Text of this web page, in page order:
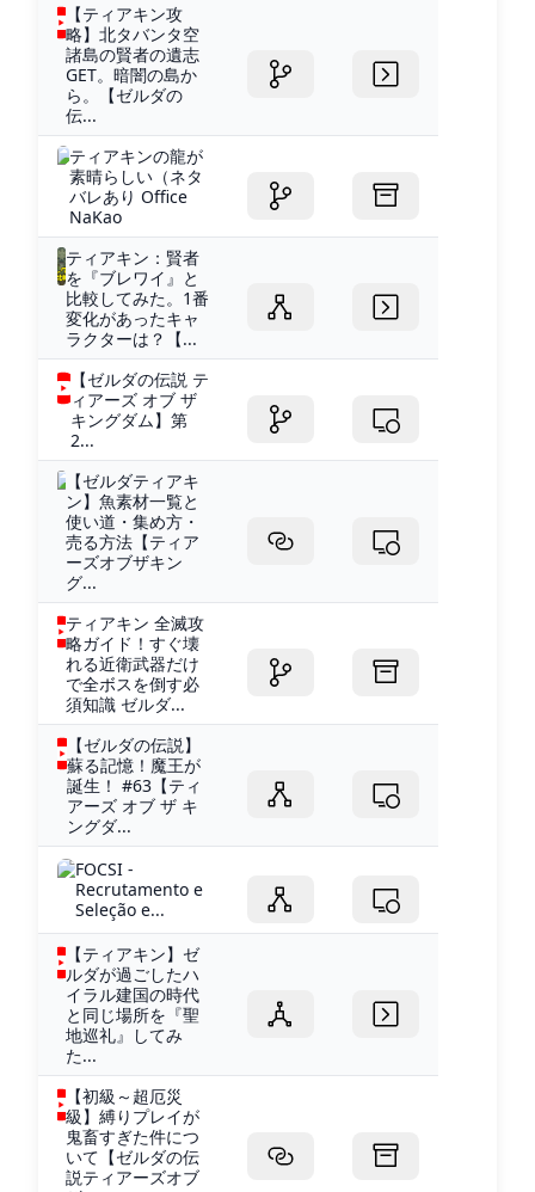
【ティアキン攻
略】北タバンタ空
諸島の賢者の遺志
GET。暗闇の島か
ら。【ゼルダの
伝...
ティアキンの龍が
素晴らしい（ネタ
バレあり Office
NaKao
ティアキン：賢者
を『ブレワイ』と
比較してみた。1番
変化があったキャ
ラクターは？【...
【ゼルダの伝説 テ
ィアーズ オブ ザ
キングダム】第
2...
【ゼルダティアキ
ン】魚素材一覧と
使い道・集め方・
売る方法【ティア
ーズオブザキン
グ...
ティアキン 全滅攻
略ガイド！すぐ壊
れる近衛武器だけ
で全ボスを倒す必
須知識 ゼルダ...
【ゼルダの伝説】
蘇る記憶！魔王が
誕生！ #63【ティ
アーズ オブ ザ キ
ングダ...
FOCSI -
Recrutamento e
Seleção e...
【ティアキン】ゼ
ルダが過ごしたハ
イラル建国の時代
と同じ場所を『聖
地巡礼』してみ
た...
【初級～超厄災
級】縛りプレイが
鬼畜すぎた件につ
いて【ゼルダの伝
説ティアーズオブ